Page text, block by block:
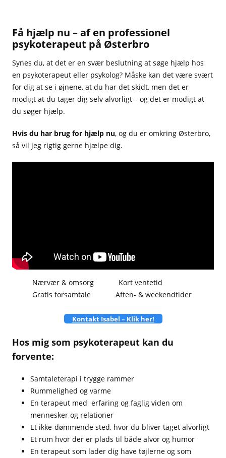
Få hjælp nu – af en professionel
psykoterapeut på Østerbro
Synes du, at det er en svær beslutning at søge hjælp hos
en psykoterapeut eller psykolog? Måske kan det være svært
for dig at se i øjnene, at du har det skidt, men det er
modigt at du tager dig selv alvorligt – og det er modigt at
du søger hjælp.
Hvis du har brug for hjælp nu, og du er omkring Østerbro,
så vil jeg rigtig gerne hjælpe dig.
Nærvær & omsorg
Kort ventetid
Gratis forsamtale
Aften- & weekendtider
Kontakt Isabel – Klik her!
Hos mig som psykoterapeut kan du
forvente:
Samtaleterapi i trygge rammer
Rummelighed og varme
En terapeut med erfaring og faglig viden om
mennesker og relationer
Et ikke-dømmende sted, hvor du bliver taget alvorligt
Et rum hvor der er plads til både alvor og humor
En terapeut som lader dig have tøjlerne og som